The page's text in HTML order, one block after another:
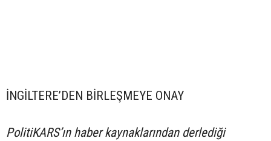
İNGİLTERE’DEN BİRLEŞMEYE ONAY
PolitiKARS’ın haber kaynaklarından derlediği